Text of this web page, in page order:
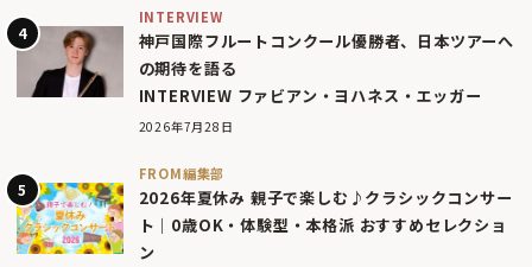
INTERVIEW
神戸国際フルートコンクール優勝者、日本ツアーへ
の期待を語る
INTERVIEW ファビアン・ヨハネス・エッガー
2026年7月28日
FROM編集部
2026年夏休み 親子で楽しむ♪クラシックコンサー
ト｜0歳OK・体験型・本格派 おすすめセレクショ
ン